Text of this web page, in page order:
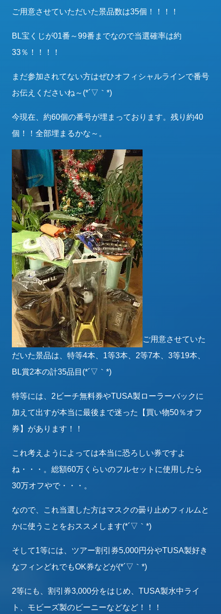
ご用意させていただいた景品数は35個！！！！
BL宝くじが01番～99番までなので当選確率は約
33％！！！！
まだ参加されてない方はぜひオフィシャルラインで番号
お伝えくださいね～(*´▽｀*)
今現在、約60個の番号が埋まっております。残り約40
個！！全部埋まるかな～。
ご用意させていた
だいた景品は、特等4本、1等3本、2等7本、3等19本、
BL賞2本の計35品目(*´▽｀*)
特等には、2ビーチ無料券やTUSA製ローラーバックに
加えて出すが本当に最後まで迷った【買い物50％オフ
券】があります！！
これ考えようによっては本当に恐ろしい券ですよ
ね・・・。総額60万くらいのフルセットに使用したら
30万オフやで・・・。
なので、これ当選した方はマスクの曇り止めフィルムと
かに使うことをおススメします(*´▽｀*)
そして1等には、ツアー割引券5,000円分やTUSA製好き
なフィンどれでもOK券などが(*´▽｀*)
2等にも、割引券3,000分をはじめ、TUSA製水中ライ
ト、モビーズ製のビーニーなどなど！！！